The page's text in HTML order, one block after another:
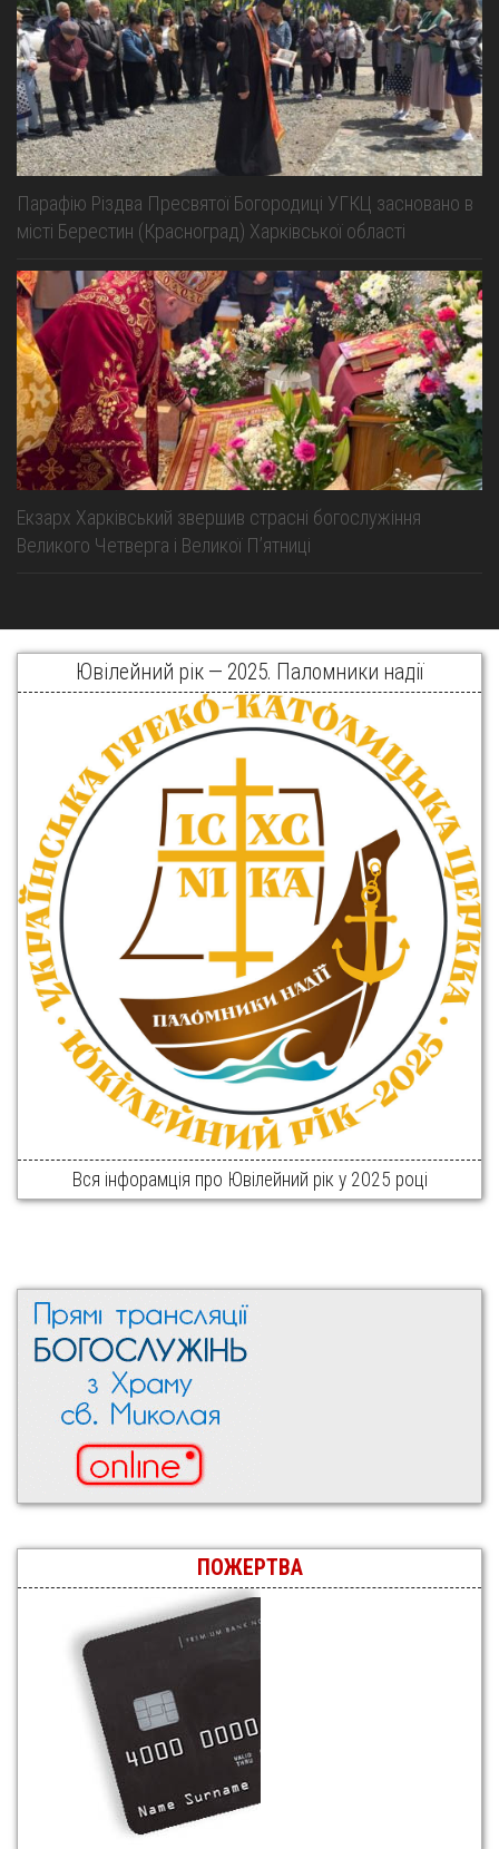
Парафію Різдва Пресвятої Богородиці УГКЦ засновано в
місті Берестин (Красноград) Харківської області
Екзарх Харківський звершив страсні богослужіння
Великого Четверга і Великої Пʼятниці
Ювілейний рік — 2025. Паломники надії
Вся інфорамція про Ювілейний рік у 2025 році
ПОЖЕРТВА